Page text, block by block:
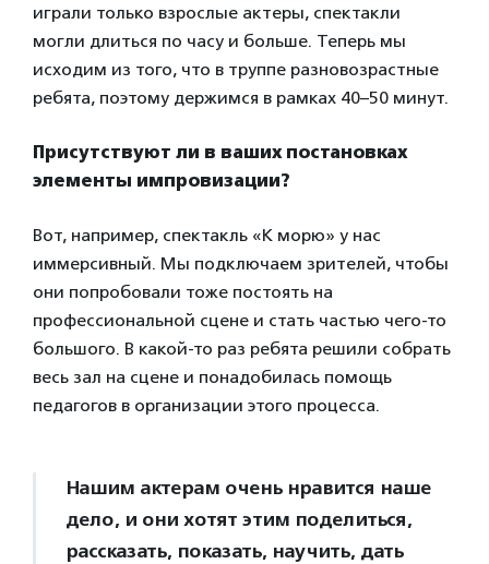
играли только взрослые актеры, спектакли
могли длиться по часу и больше. Теперь мы
исходим из того, что в труппе разновозрастные
ребята, поэтому держимся в рамках 40–50 минут.
Присутствуют ли в ваших постановках
элементы импровизации?
Вот, например, спектакль «К морю» у нас
иммерсивный. Мы подключаем зрителей, чтобы
они попробовали тоже постоять на
профессиональной сцене и стать частью чего-то
большого. В какой-то раз ребята решили собрать
весь зал на сцене и понадобилась помощь
педагогов в организации этого процесса.
Нашим актерам очень нравится наше
дело, и они хотят этим поделиться,
рассказать, показать, научить, дать